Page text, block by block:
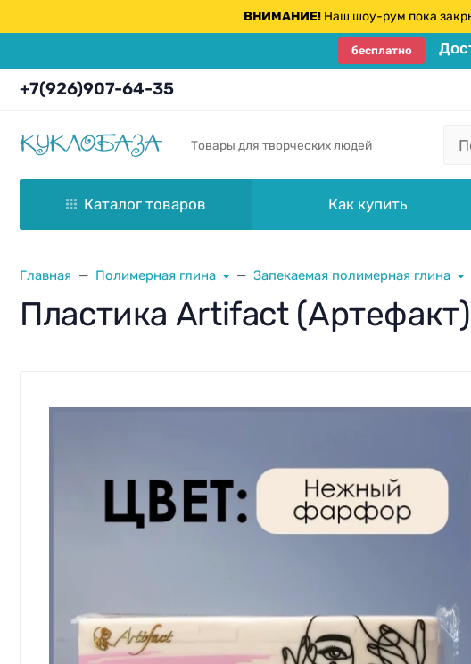
ВНИМАНИЕ!Наш шоу-рум пока
бесплатно
+7(926)907-64-35
Товары для творческих людей
Каталог товаров Как купить
Главная Полимерная глина Запекаемая полимерная глина
Пластика Artifact